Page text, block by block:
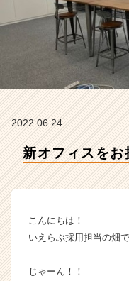
ュ
ニ
ケ
ー
ョ
イ
ベ
2022.06.24
新オフィスをお
こんにちは！
いえらぶ採用担当の畑で
じゃーん！！